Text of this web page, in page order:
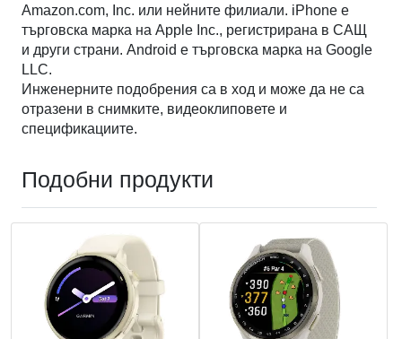
Amazon.com, Inc. или нейните филиали. iPhone е
търговска марка на Apple Inc., регистрирана в САЩ
и други страни. Android е търговска марка на Google
LLC.
Инженерните подобрения са в ход и може да не са
отразени в снимките, видеоклиповете и
спецификациите.
Подобни продукти